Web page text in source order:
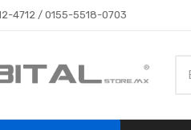
4712/ 0155-5518-0703